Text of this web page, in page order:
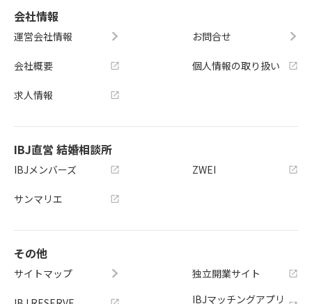
会社情報
運営会社情報
会社概要
求人情報
お問合せ
個人情報の取り扱い
IBJ直営 結婚相談所
IBJメンバーズ
サンマリエ
ZWEI
その他
サイトマップ
独立開業サイト
IBJマッチングアプリ